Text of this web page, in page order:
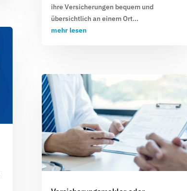
ihre Versicherungen bequem und
übersichtlich an einem Ort...
mehr lesen